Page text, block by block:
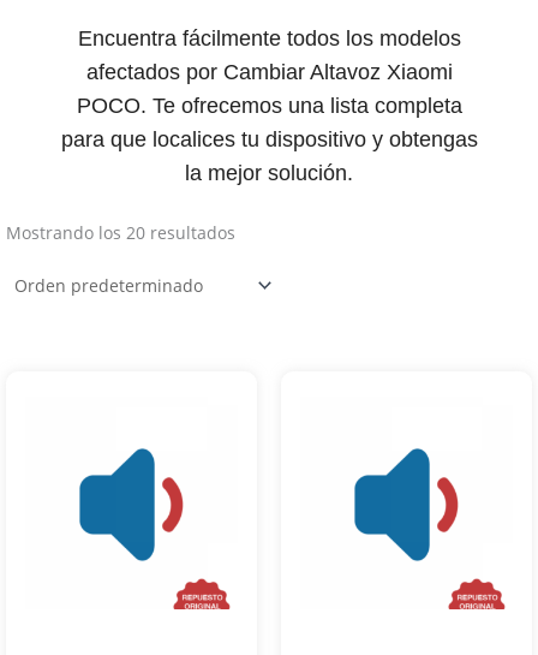
Encuentra fácilmente todos los modelos
afectados por Cambiar Altavoz Xiaomi
POCO. Te ofrecemos una lista completa
para que localices tu dispositivo y obtengas
la mejor solución.
Mostrando los 20 resultados